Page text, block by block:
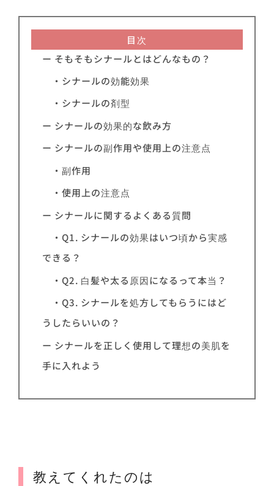
目次
ー そもそもシナールとはどんなもの？
・シナールの効能効果
・シナールの剤型
ー シナールの効果的な飲み方
ー シナールの副作用や使用上の注意点
・副作用
・使用上の注意点
ー シナールに関するよくある質問
・Q1. シナールの効果はいつ頃から実感
できる？
・Q2. 白髪や太る原因になるって本当？
・Q3. シナールを処方してもらうにはど
うしたらいいの？
ー シナールを正しく使用して理想の美肌を
手に入れよう
教えてくれたのは